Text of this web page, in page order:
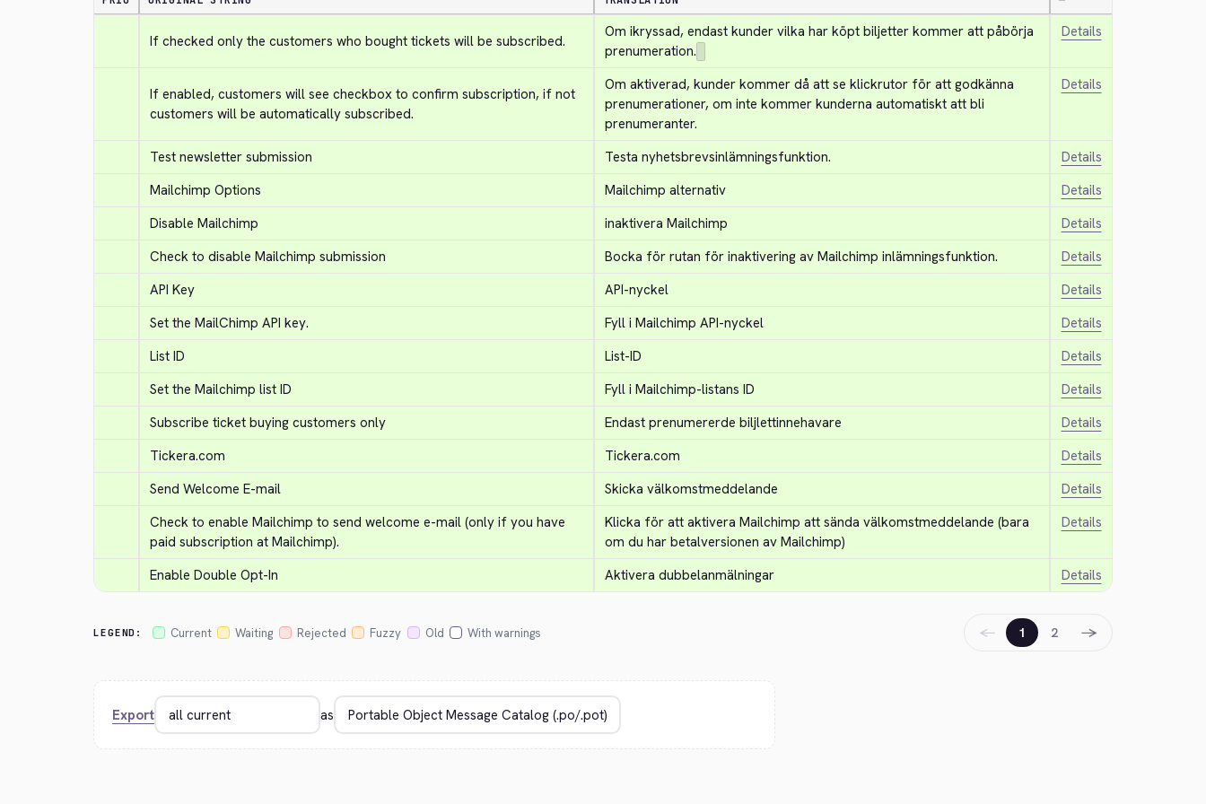
If checked only the customers who bought tickets will be subscribed.
Om ikryssad, endast kunder vilka har köpt biljetter kommer att påbörja
prenumeration.
Details
If enabled, customers will see checkbox to confirm subscription, if not
customers will be automatically subscribed.
Om aktiverad, kunder kommer då att se klickrutor för att godkänna
prenumerationer, om inte kommer kunderna automatiskt att bli
prenumeranter.
Details
Test newsletter submission Testa nyhetsbrevsinlämningsfunktion.
Details
Mailchimp Options
Mailchimp alternativ
Details
Disable Mailchimp
inaktivera Mailchimp
Details
Check to disable Mailchimp submission
Bocka för rutan för inaktivering av Mailchimp inlämningsfunktion.
Details
API Key
API-nyckel
Details
Set the MailChimp API key.
Fyll i Mailchimp API-nyckel
Details
List ID
List-ID
Details
Set the Mailchimp list ID
Fyll i Mailchimp-listans ID
Details
Subscribe ticket buying customers only
Endast prenumererde biljlettinnehavare
Details
Tickera.com
Tickera.com
Details
Send Welcome E-mail
Skicka välkomstmeddelande
Details
Check to enable Mailchimp to send welcome e-mail (only if you have
paid subscription at Mailchimp).
Klicka för att aktivera Mailchimp att sända välkomstmeddelande (bara
om du har betalversionen av Mailchimp)
Details
Enable Double Opt-In Aktivera dubbelanmälningar Details
LEGEND: Current Waiting Rejected Fuzzy Old With warnings ← 1 2 →
Export as